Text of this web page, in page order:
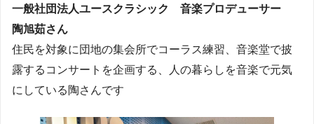
一般社団法人ユースクラシック 音楽プロデューサー
陶旭茹さん
住民を対象に団地の集会所でコーラス練習、音楽堂で披
露するコンサートを企画する、人の暮らしを音楽で元気
にしている陶さんです